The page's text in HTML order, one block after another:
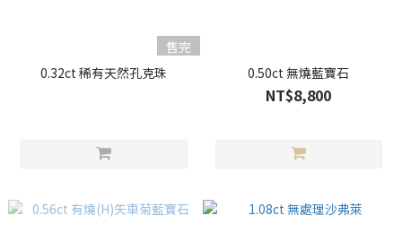
售完
0.32ct 稀有天然孔克珠
0.50ct 無燒藍寶石
NT$8,800